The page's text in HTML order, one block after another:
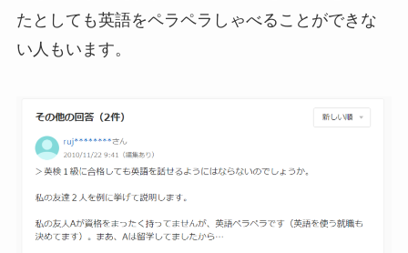
たとしても英語をペラペラしゃべることができな
い人もいます。